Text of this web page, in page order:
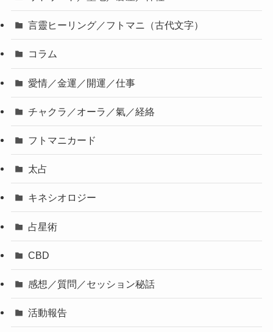
言靈ヒーリング／フトマニ（古代文字）
コラム
愛情／金運／開運／仕事
チャクラ／オーラ／氣／経絡
フトマニカード
太占
キネシオロジー
占星術
CBD
感想／質問／セッション秘話
活動報告